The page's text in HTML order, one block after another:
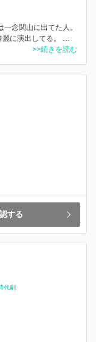
念関山に出てた人。
に演出してる。 …
>>続きを読む
する
代劇